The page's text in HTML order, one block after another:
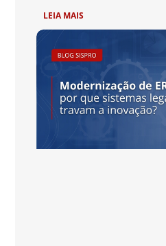
LEIA MAIS